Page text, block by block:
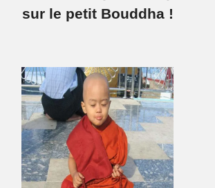
sur le petit Bouddha !